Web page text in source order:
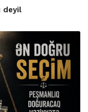
deyil